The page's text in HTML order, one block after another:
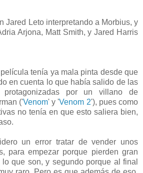
Jared Leto interpretando a Morbius, y
Arjona, Matt Smith, y Jared Harris
tenía ya mala pinta desde que
en cuenta lo que había salido de las
protagonizadas por un villano de
('Venom' y 'Venom 2'), pues como
no tenía en que esto saliera bien,
un error tratar de vender unos
para empezar porque pierden gran
que son, y segundo porque al final